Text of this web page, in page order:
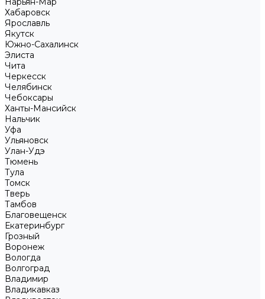
Хабаровск
Ярославль
Якутск
Южно-Сахалинск
Элиста
Чита
Черкесск
Челябинск
Чебоксары
Ханты-Мансийск
Нальчик
Уфа
Ульяновск
Улан-Удэ
Тюмень
Тула
Томск
Тверь
Тамбов
Благовещенск
Екатеринбург
Грозный
Воронеж
Вологда
Волгоград
Владимир
Владикавказ